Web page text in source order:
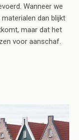
Wanneer we
dan blijkt
maar dat het
voor aanschaf.